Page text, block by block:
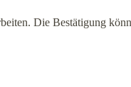
Die Bestätigung